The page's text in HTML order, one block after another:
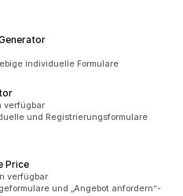
individuelle Formulare
verfügbar
und Registrierungsformulare
Price
verfügbar
und „Angebot anfordern“-